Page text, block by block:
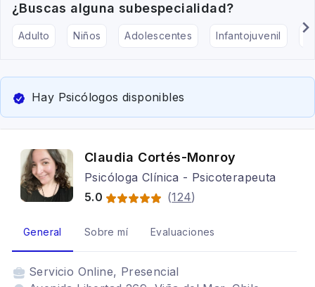
¿Buscas alguna subespecialidad?
Adulto Niños Adolescentes Infantojuvenil
Hay Psicólogos disponibles
Claudia Cortés-Monroy
Psicóloga Clínica - Psicoterapeuta
5.0
(124)
General Sobre mí Evaluaciones
Servicio Online, Presencial